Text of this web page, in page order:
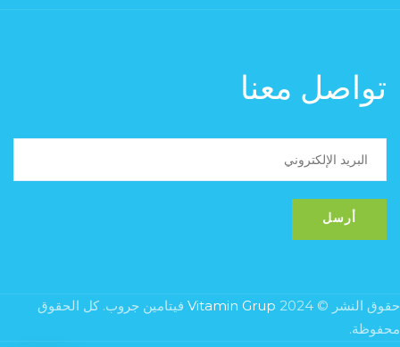
تواصل معنا
حقوق النشر © 2024 Vitamin Grup فيتامين جروب. كل الحقوق
محفوظة.